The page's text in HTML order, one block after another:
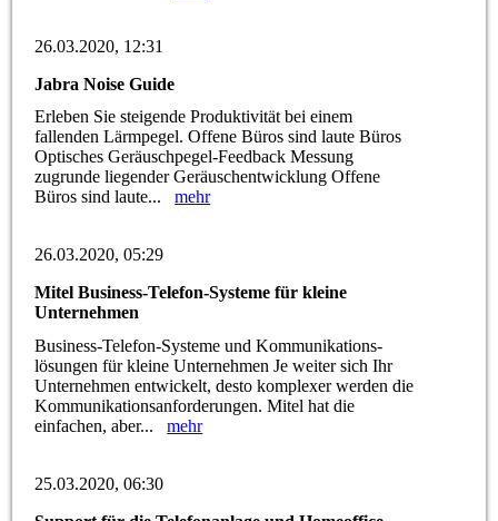
26.03.2020, 12:31
Jabra Noise Guide
Erleben Sie steigende Produktivität bei einem
fallenden Lärmpegel. Offene Büros sind laute Büros
Optisches Geräuschpegel-Feedback Messung
zugrunde liegender Geräuschentwicklung Offene
Büros sind laute...mehr
26.03.2020, 05:29
Mitel Business-Telefon-Systeme für kleine
Unternehmen
Business-Telefon-Systeme und Kommunikations-
lösungen für kleine Unternehmen Je weiter sich Ihr
Unternehmen entwickelt, desto komplexer werden die
Kommunikationsanforderungen. Mitel hat die
einfachen, aber...mehr
25.03.2020, 06:30